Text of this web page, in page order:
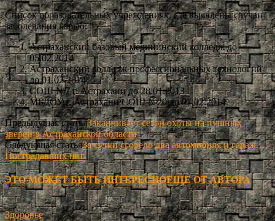
Список образовательных учреждениях, где выявлены случаи
заболевания корью:
Астраханский базовый медицинский колледж до
05.02.2014
Астраханский колледж профессиональных технологий
до 01.02.2014
СОШ №7 г. Астрахани до 28.01.2013
МБДОУ г. Астрахани СОШ №20 до 07.02.2014
Предыдущая статьяЗаканчивает сезон охоты на пушных
зверей в Астраханской области
Следующая статьяЗа сутки сгорело два автомобиля и гараж.
Пострадавших нет
ЭТО МОЖЕТ БЫТЬ ИНТЕРЕСНОЕЩЕ ОТ АВТОРА
Здоровье